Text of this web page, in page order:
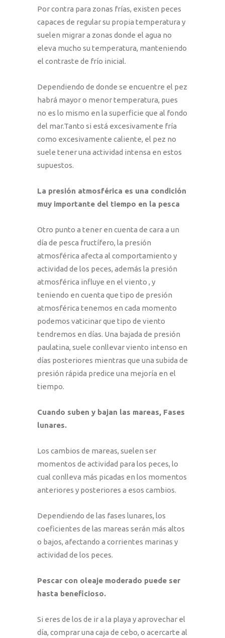
Por contra para zonas frías, existen peces
capaces de regular su propia temperatura y
suelen migrar a zonas donde el agua no
eleva mucho su temperatura, manteniendo
el contraste de frío inicial.
Dependiendo de donde se encuentre el pez
habrá mayor o menor temperatura, pues
no es lo mismo en la superficie que al fondo
del mar.Tanto si está excesivamente fría
como excesivamente caliente, el pez no
suele tener una actividad intensa en estos
supuestos.
La presión atmosférica es una condición
muy importante del tiempo en la pesca
Otro punto a tener en cuenta de cara a un
día de pesca fructífero, la presión
atmosférica afecta al comportamiento y
actividad de los peces, además la presión
atmosférica influye en el viento , y
teniendo en cuenta que tipo de presión
atmosférica tenemos en cada momento
podemos vaticinar que tipo de viento
tendremos en días. Una bajada de presión
paulatina, suele conllevar viento intenso en
días posteriores mientras que una subida de
presión rápida predice una mejoría en el
tiempo.
Cuando suben y bajan las mareas, Fases
lunares.
Los cambios de mareas, suelen ser
momentos de actividad para los peces, lo
cual conlleva más picadas en los momentos
anteriores y posteriores a esos cambios.
Dependiendo de las fases lunares, los
coeficientes de las mareas serán más altos
o bajos, afectando a corrientes marinas y
actividad de los peces.
Pescar con oleaje moderado puede ser
hasta beneficioso.
Si eres de los de ir a la playa y aprovechar el
día, comprar una caja de cebo, o acercarte al